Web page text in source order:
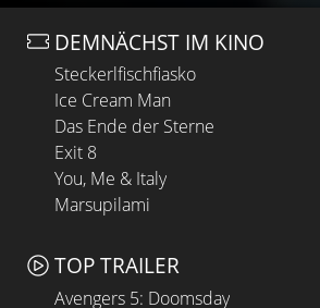
DEMNÄCHST IM KINO
Steckerlfischfiasko
Ice Cream Man
Das Ende der Sterne
Exit 8
You, Me & Italy
Marsupilami
TOP TRAILER
Avengers 5: Doomsday